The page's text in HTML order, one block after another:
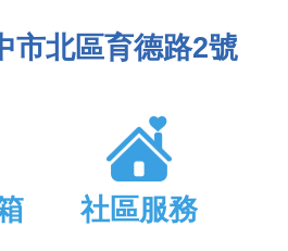
市北區育德路2號
社區服務